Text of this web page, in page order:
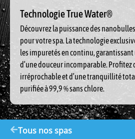
Technologie True Water®
Découvrez la puissance des
pour votre spa. La technologie
les impuretés en continu,
d’une douceur incomparable. Profitez
irréprochable et d’une tranquillité
purifiée à 99,9 % sans chlore.
Tous nos spas